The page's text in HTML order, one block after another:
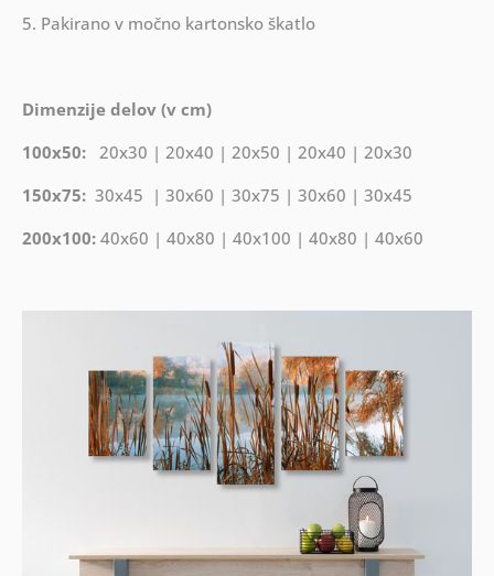
5. Pakirano v močno kartonsko škatlo
Dimenzije delov (v cm)
100x50: 20x30 | 20x40 | 20x50 | 20x40 | 20x30
150x75: 30x45 | 30x60 | 30x75 | 30x60 | 30x45
200x100: 40x60 | 40x80 | 40x100 | 40x80 | 40x60